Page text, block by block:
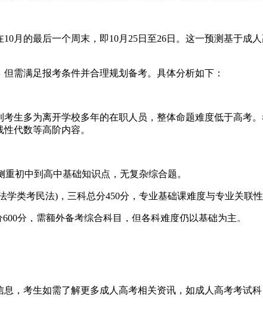
的最后一个周末，即10月25日至26日。这一预测基于成
满足报考条件并合理规划备考。具体分析如下：
多为离开学校多年的在职人员，整体命题难度低于高考
代数等高阶内容。
初中到高中基础知识点，无复杂综合题。
考民法)，三科总分450分，专业基础课难度与专业关联性
分，需额外备考综合科目，但各科难度仍以基础为主。
作文、论述题)占比约40%。例如，英语科目中阅读理解
程，总分450分，考100到200分即可录取;考本科层次需四
，理工类约125分。
，考生如需了解更多成人高考相关资讯，如成人高考考试